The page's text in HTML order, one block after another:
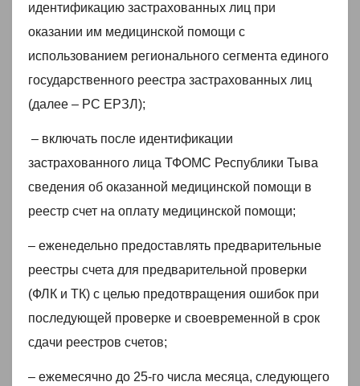
идентификацию застрахованных лиц при
оказании им медицинской помощи с
использованием регионального сегмента единого
государственного реестра застрахованных лиц
(далее – РС ЕРЗЛ);
– включать после идентификации
застрахованного лица ТФОМС Республики Тыва
сведения об оказанной медицинской помощи в
реестр счет на оплату медицинской помощи;
– еженедельно предоставлять предварительные
реестры счета для предварительной проверки
(ФЛК и ТК) с целью предотвращения ошибок при
последующей проверке и своевременной в срок
сдачи реестров счетов;
– ежемесячно до 25-го числа месяца, следующего